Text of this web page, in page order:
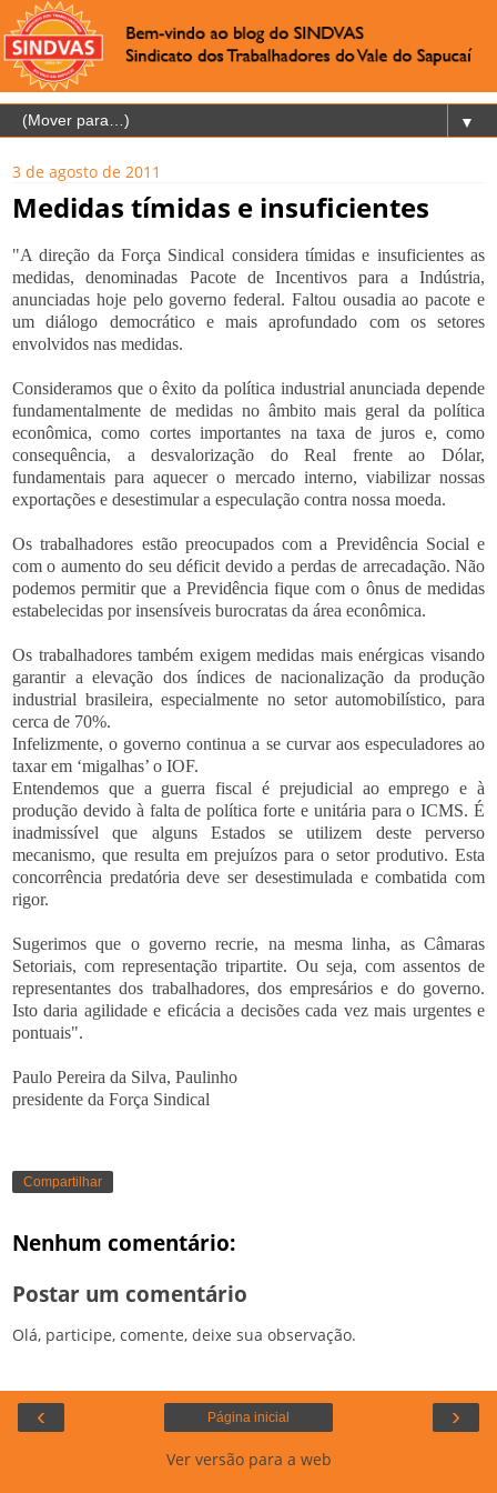
▼
3 de agosto de 2011
Medidas tímidas e insuficientes
"A direção da Força Sindical considera tímidas e insuficientes as
medidas, denominadas Pacote de Incentivos para a Indústria,
anunciadas hoje pelo governo federal. Faltou ousadia ao pacote e
um diálogo democrático e mais aprofundado com os setores
envolvidos nas medidas.
Consideramos que o êxito da política industrial anunciada depende
fundamentalmente de medidas no âmbito mais geral da política
econômica, como cortes importantes na taxa de juros e, como
consequência, a desvalorização do Real frente ao Dólar,
fundamentais para aquecer o mercado interno, viabilizar nossas
exportações e desestimular a especulação contra nossa moeda.
Os trabalhadores estão preocupados com a Previdência Social e
com o aumento do seu déficit devido a perdas de arrecadação. Não
podemos permitir que a Previdência fique com o ônus de medidas
estabelecidas por insensíveis burocratas da área econômica.
Os trabalhadores também exigem medidas mais enérgicas visando
garantir a elevação dos índices de nacionalização da produção
industrial brasileira, especialmente no setor automobilístico, para
cerca de 70%.
Infelizmente, o governo continua a se curvar aos especuladores ao
taxar em ‘migalhas’ o IOF.
Entendemos que a guerra fiscal é prejudicial ao emprego e à
produção devido à falta de política forte e unitária para o ICMS. É
inadmissível que alguns Estados se utilizem deste perverso
mecanismo, que resulta em prejuízos para o setor produtivo. Esta
concorrência predatória deve ser desestimulada e combatida com
rigor.
Sugerimos que o governo recrie, na mesma linha, as Câmaras
Setoriais, com representação tripartite. Ou seja, com assentos de
representantes dos trabalhadores, dos empresários e do governo.
Isto daria agilidade e eficácia a decisões cada vez mais urgentes e
pontuais".
Paulo Pereira da Silva, Paulinho
presidente da Força Sindical
Compartilhar
Nenhum comentário:
Postar um comentário
Olá, participe, comente, deixe sua observação.
‹ ›
Página inicial
Ver versão para a web